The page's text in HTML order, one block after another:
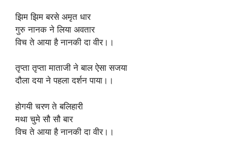
झिम झिम बरसे अमृत धार
गुरु नानक ने लिया अवतार
विच ते आया है नानकी दा वीर।।
तृप्ता तृप्ता माताजी ने बाल ऐसा सजया
दौला दया ने पहला दर्शन पाया।।
होगयी चरण ते बलिहारी
मथा चुमे सौ सौ बार
विच ते आया है नानकी दा वीर।।